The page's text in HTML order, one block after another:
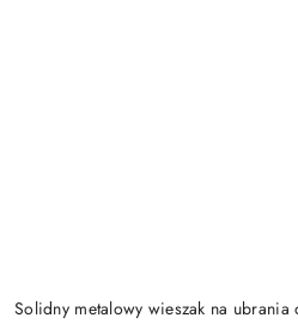
Solidny metalowy wieszak na ubrania